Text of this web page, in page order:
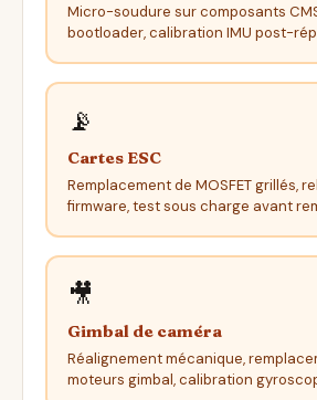
Micro-soudure sur composants
bootloader, calibration IMU post-
📡
Cartes ESC
Remplacement de MOSFET grillés,
firmware, test sous charge avant
🎥
Gimbal de caméra
Réalignement mécanique,
moteurs gimbal, calibration